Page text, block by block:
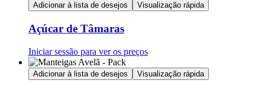
Adicionar à lista de desejos Visualização rápida
Açúcar de Tâmaras
Iniciar sessão para ver os preços
Adicionar à lista de desejos Visualização rápida